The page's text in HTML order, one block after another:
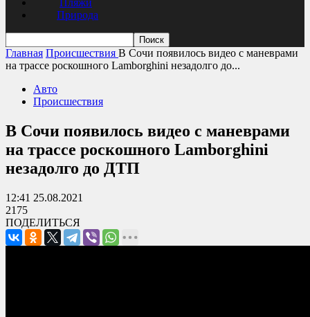
Пляжи
Природа
Главная Происшествия В Сочи появилось видео с маневрами
на трассе роскошного Lamborghini незадолго до...
Авто
Происшествия
В Сочи появилось видео с маневрами
на трассе роскошного Lamborghini
незадолго до ДТП
12:41 25.08.2021
2175
ПОДЕЛИТЬСЯ